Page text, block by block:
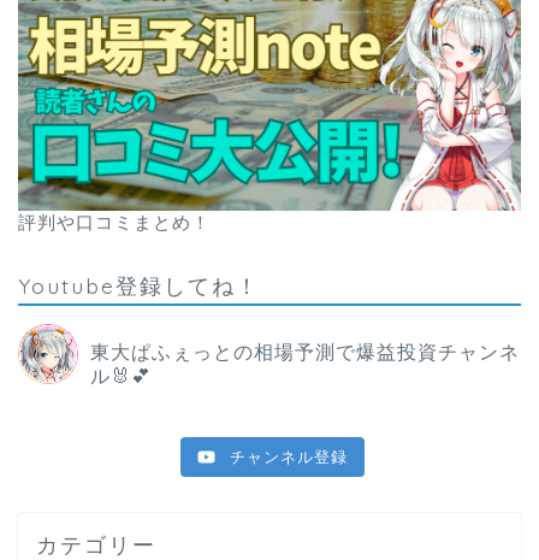
評判や口コミまとめ！
Youtube登録してね！
東大ぱふぇっとの相場予測で爆益投資チャンネ
ル🐰💕
チャンネル登録
カテゴリー